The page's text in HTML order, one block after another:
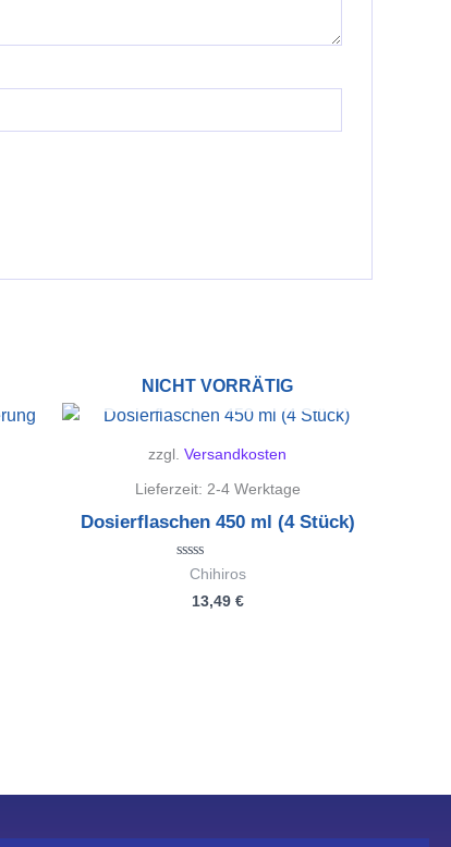
NICHT VORRÄTIG
zzgl. Versandkosten
Lieferzeit: 2-4 Werktage
Dosierflaschen 450 ml (4 Stück)
Bewertet
Chihiros
13,49 €